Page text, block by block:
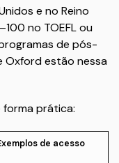
e no Reino
no TOEFL ou
de pós-
Oxford estão nessa
forma prática:
de acesso